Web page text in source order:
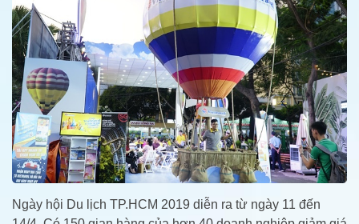
Ngày hội Du lịch TP.HCM 2019 diễn ra từ ngày 11 đến